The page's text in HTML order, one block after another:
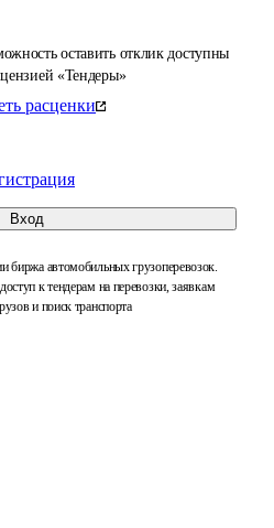
оставить отклик доступны
«Тендеры»
расценки
Вход
автомобильных грузоперевозок.
к тендерам на перевозки, заявкам
и поиск транспорта